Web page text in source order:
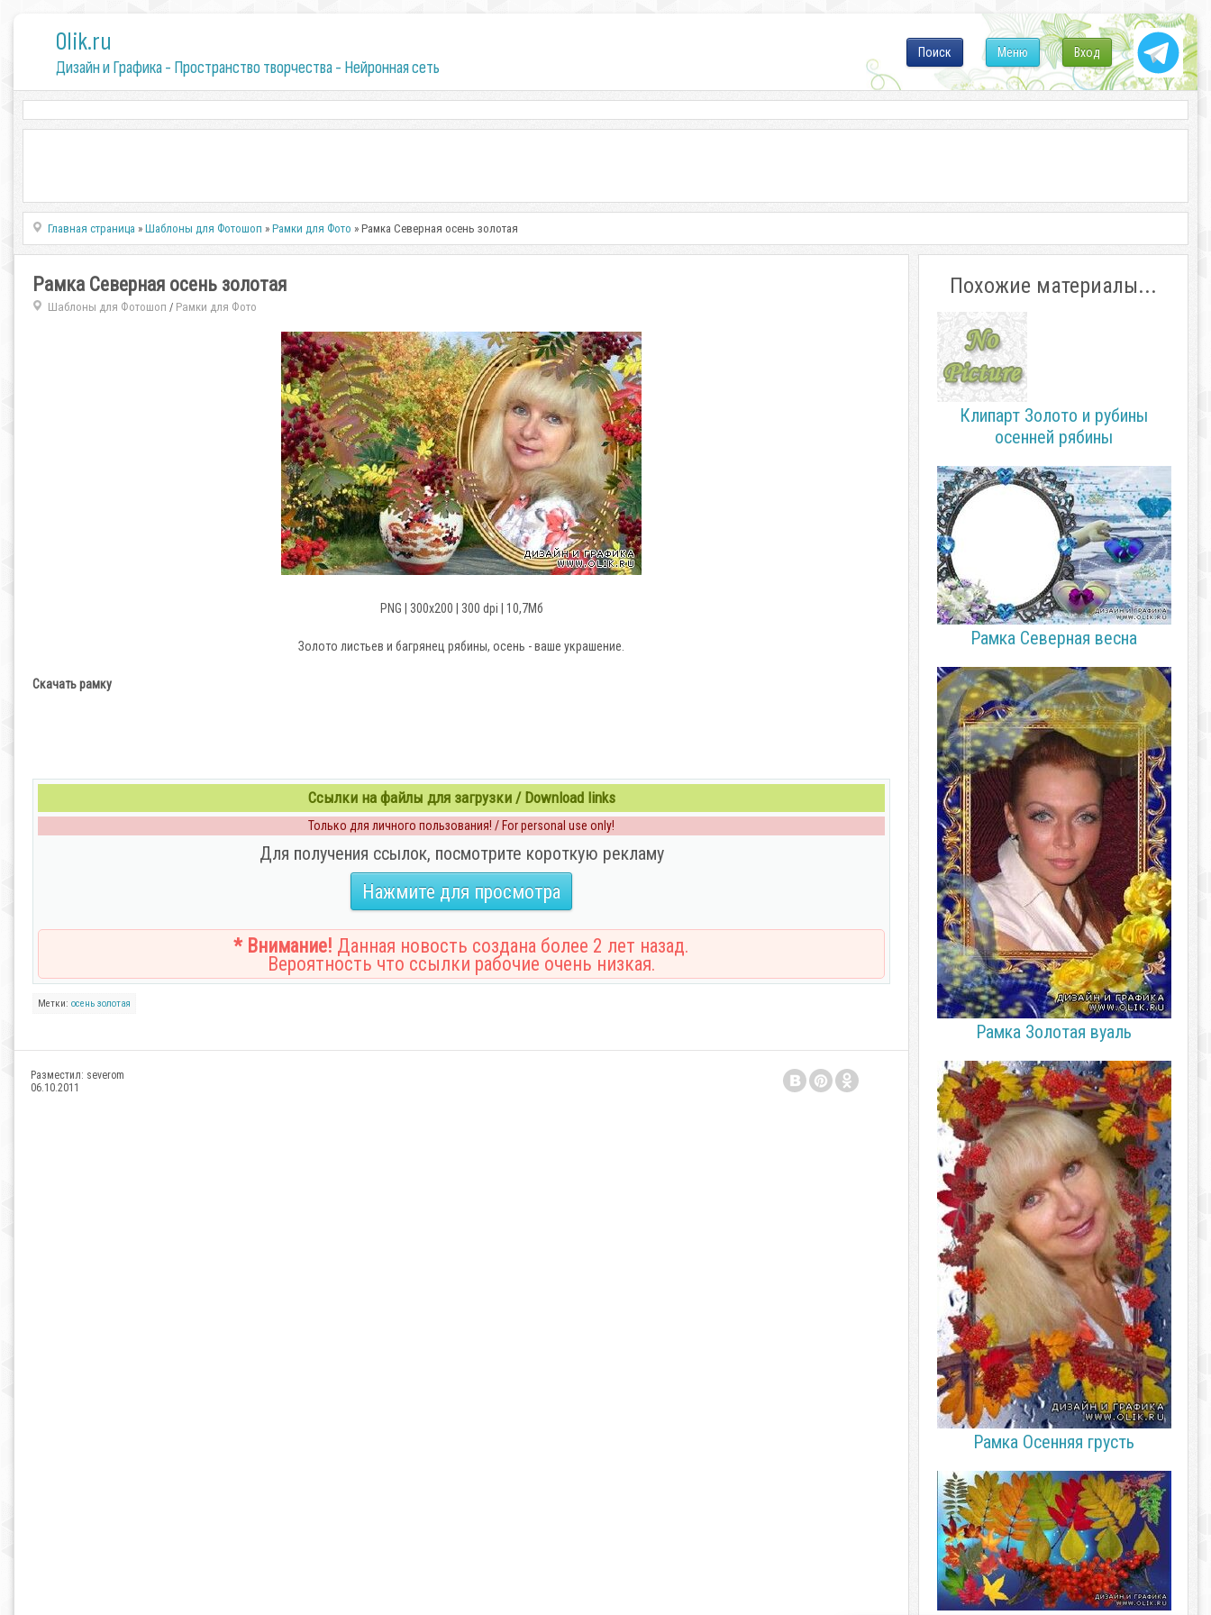
0lik.ru
Дизайн и Графика - Пространство творчества - Нейронная сеть
Вход
Меню
Поиск
Главная страница »Шаблоны для Фотошоп »Рамки для Фото » Рамка Северная осень золотая
Рамка Северная осень золотая
Шаблоны для Фотошоп / Рамки для Фото
PNG | 300х200 | 300 dpi | 10,7Мб
Золото листьев и багрянец рябины, осень - ваше украшение.
Скачать рамку
Ссылки на файлы для загрузки / Download links
Только для личного пользования! / For personal use only!
Для получения ссылок, посмотрите короткую рекламу
Нажмите для просмотра
* Внимание! Данная новость создана более 2 лет назад.
Вероятность что ссылки рабочие очень низкая.
Метки: осень золотая
Разместил: severom
06.10.2011
Похожие материалы...
Клипарт Золото и рубины
осенней рябины
Рамка Северная весна
Рамка Золотая вуаль
Рамка Осенняя грусть